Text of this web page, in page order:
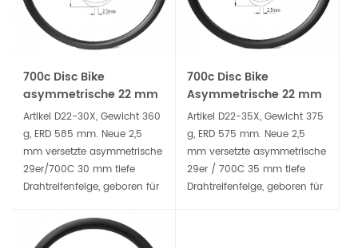
700c Disc Bike
asymmetrische 22 mm
Innenbreite 30 mm tiefe
Drahtreifenfelge
Artikel D22-30X, Gewicht 360
g, ERD 585 mm. Neue 2,5
mm versetzte asymmetrische
29er/700C 30 mm tiefe
Drahtreifenfelge, geboren für
Rennrad-
Scheibenbremsräder. Der
700c Disc Bike
Asymmetrische 22 mm
Innenbreite 35 mm tiefe
Drahtreifenfelge
Artikel D22-35X, Gewicht 375
g, ERD 575 mm. Neue 2,5
mm versetzte asymmetrische
29er / 700C 35 mm tiefe
Drahtreifenfelge, geboren für